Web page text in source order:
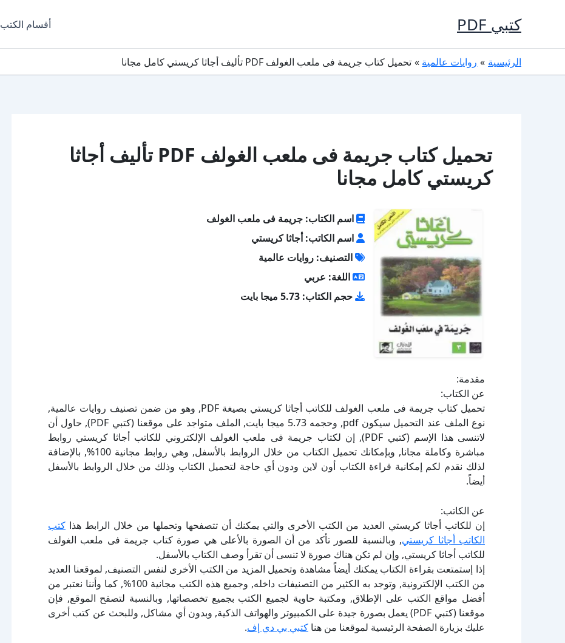
كتبي PDF أقسام الكتب
الرئيسية روايات عالمية تحميل كتاب جريمة فى ملعب الغولف PDF تأليف أجاثا كريستي كامل مجانا
تحميل كتاب جريمة فى ملعب الغولف PDF تأليف أجاثا
كريستي كامل مجانا
اسم الكتاب: جريمة فى ملعب الغولف
اسم الكاتب: أجاثا كريستي
التصنيف: روايات عالمية
اللغة: عربي
حجم الكتاب: 5.73 ميجا بايت
مقدمة:
عن الكتاب:
تحميل كتاب جريمة فى ملعب الغولف للكاتب أجاثا كريستي بصيغة PDF, وهو من ضمن تصنيف روايات عالمية,
نوع الملف عند التحميل سيكون pdf, وحجمه 5.73 ميجا بايت, الملف متواجد على موقعنا (كتبي PDF), حاول أن
لاتنسى هذا الإسم (كتبي PDF), إن لكتاب جريمة فى ملعب الغولف الإلكتروني للكاتب أجاثا كريستي روابط
مباشرة وكاملة مجانا, وبإمكانك تحميل الكتاب من خلال الروابط بالأسفل, وهي روابط مجانية 100%, بالإضافة
لذلك نقدم لكم إمكانية قراءة الكتاب أون لاين ودون أي حاجة لتحميل الكتاب وذلك من خلال الروابط بالأسفل
أيضاً.
عن الكاتب:
إن للكاتب أجاثا كريستي العديد من الكتب الأخرى والتي يمكنك أن تتصفحها وتحملها من خلال الرابط هذا كتب
الكاتب أجاثا كريستي, وبالنسبة للصور تأكد من أن الصورة بالأعلى هي صورة كتاب جريمة فى ملعب الغولف
للكاتب أجاثا كريستي, وإن لم تكن هناك صورة لا تنسى أن تقرأ وصف الكتاب بالأسفل.
إذا إستمتعت بقراءة الكتاب يمكنك أيضاً مشاهدة وتحميل المزيد من الكتب الأخرى لنفس التصنيف, لموقعنا العديد
من الكتب الإلكترونية, وتوجد به الكثير من التصنيفات داخله, وجميع هذه الكتب مجانية 100%, كما وأننا نعتبر من
أفضل مواقع الكتب على الإطلاق, ومكتبة حاوية لجميع الكتب بجميع تخصصاتها, وبالنسبة لتصفح الموقع, فإن
موقعنا (كتبي PDF) يعمل بصورة جيدة على الكمبيوتر والهواتف الذكية, وبدون أي مشاكل, وللبحث عن كتب أخرى
عليك بزيارة الصفحة الرئيسية لموقعنا من هنا كتبي بي دي إف.